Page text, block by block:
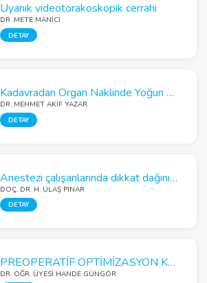
Uyanık videotorakoskopik cerrahi
DR .METE MANİCİ
DETAY
Kadavradan Organ Naklinde Yoğun Bakım Hemşirelerinin İsteklilik ve Algı Tutumlarını İyileştirmede Farklı Bir Eğitim Modeli: Aktif Hasta Katılımı
DR. MEHMET AKIF YAZAR
DETAY
Anestezi çalışanlarında dikkat dağınıklığına neden olan faktörler
DOÇ. DR. H. ULAŞ PINAR
DETAY
PREOPERATİF OPTİMİZASYON Küçük Şeyler BÜYÜK FARKLAR
DR. ÖĞR. ÜYESI HANDE GÜNGÖR